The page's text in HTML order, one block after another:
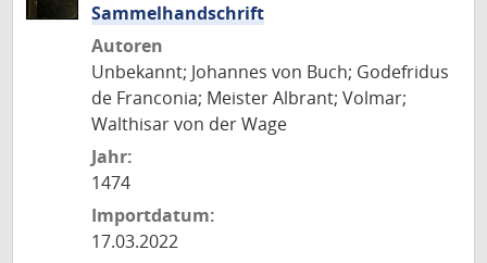
Sammelhandschrift
Autoren
Unbekannt; Johannes von Buch; Godefridus
de Franconia; Meister Albrant; Volmar;
Walthisar von der Wage
Jahr:
1474
Importdatum:
17.03.2022